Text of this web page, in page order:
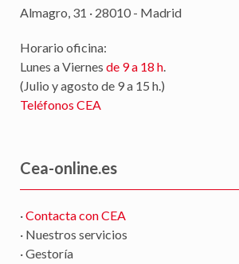
Almagro, 31 · 28010 - Madrid
Horario oficina:
Lunes a Viernes de 9 a 18 h.
(Julio y agosto de 9 a 15 h.)
Teléfonos CEA
Cea-online.es
·Contacta con CEA
· Nuestros servicios
· Gestoría